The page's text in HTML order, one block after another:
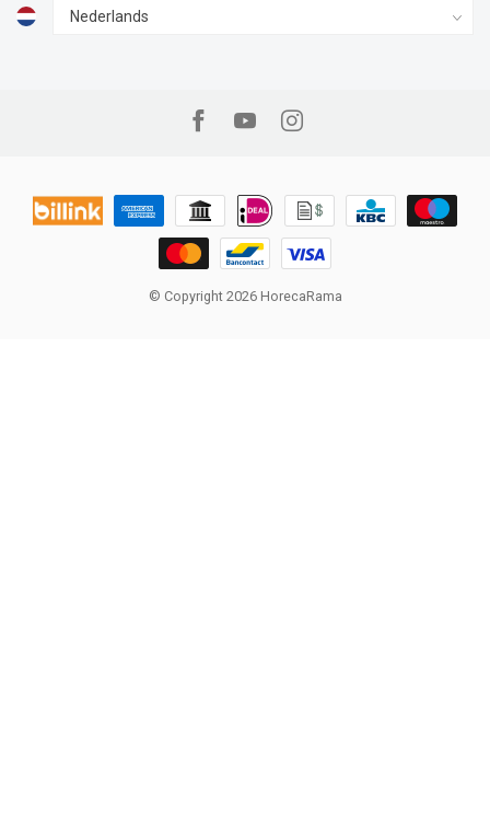
© Copyright 2026 HorecaRama